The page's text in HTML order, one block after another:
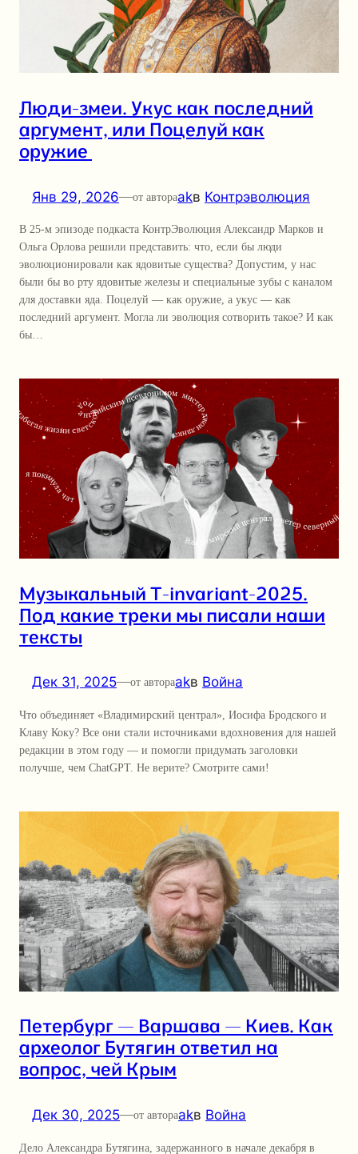
Люди-змеи. Укус как последний
аргумент, или Поцелуй как
оружие
Янв 29, 2026—от автораakв Контрэволюция
В 25-м эпизоде подкаста КонтрЭволюция Александр Марков и
Ольга Орлова решили представить: что, если бы люди
эволюционировали как ядовитые существа? Допустим, у нас
были бы во рту ядовитые железы и специальные зубы с каналом
для доставки яда. Поцелуй — как оружие, а укус — как
последний аргумент. Могла ли эволюция сотворить такое? И как
бы…
Музыкальный T-invariant-2025.
Под какие треки мы писали наши
тексты
Дек 31, 2025—от автораakв Война
Что объединяет «Владимирский централ», Иосифа Бродского и
Клаву Коку? Все они стали источниками вдохновения для нашей
редакции в этом году — и помогли придумать заголовки
получше, чем ChatGPT. Не верите? Смотрите сами!
Петербург — Варшава — Киев. Как
археолог Бутягин ответил на
вопрос, чей Крым
Дек 30, 2025—от автораakв Война
Дело Александра Бутягина, задержанного в начале декабря в